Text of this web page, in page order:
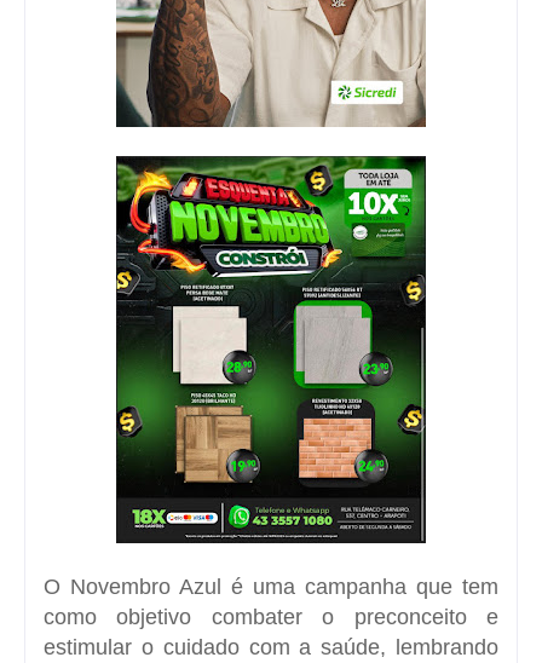
O Novembro Azul é uma campanha que tem
como objetivo combater o preconceito e
estimular o cuidado com a saúde, lembrando